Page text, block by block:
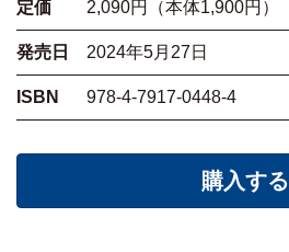
定価 2,090円（本体1,900円）
発売日 2024年5月27日
ISBN 978-4-7917-0448-4
購入する